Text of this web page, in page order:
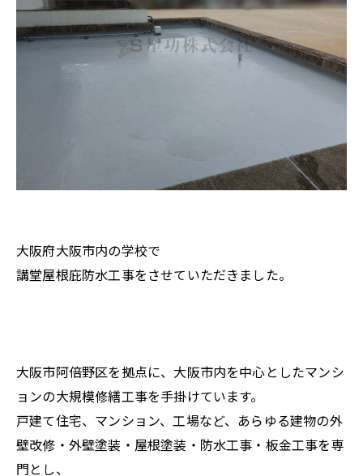
大阪府大阪市内の学校で
講堂屋根庇防水工事をさせていただきました。
大阪市阿倍野区を拠点に、大阪市内を中心としたマンシ
ョンの大規模修繕工事を手掛けています。
戸建て住宅、マンション、工場など、あらゆる建物の外
壁改修・外壁塗装・屋根塗装・防水工事・板金工事を専
門とし、